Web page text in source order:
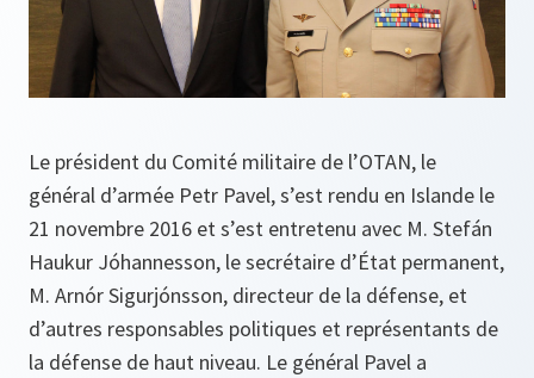
Le président du Comité militaire de l’OTAN, le
général d’armée Petr Pavel, s’est rendu en Islande le
21 novembre 2016 et s’est entretenu avec M. Stefán
Haukur Jóhannesson, le secrétaire d’État permanent,
M. Arnór Sigurjónsson, directeur de la défense, et
d’autres responsables politiques et représentants de
la défense de haut niveau. Le général Pavel a